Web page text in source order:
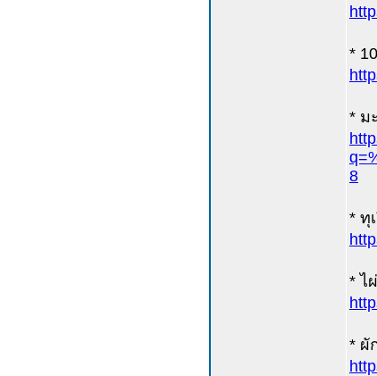
*
* ม
8
* ทุ
* ไ
* ผั